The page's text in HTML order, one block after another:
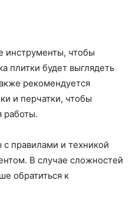
инструменты, чтобы
плитки будет выглядеть
рекомендуется
и перчатки, чтобы
работы.
правилами и техникой
В случае сложностей
обратиться к